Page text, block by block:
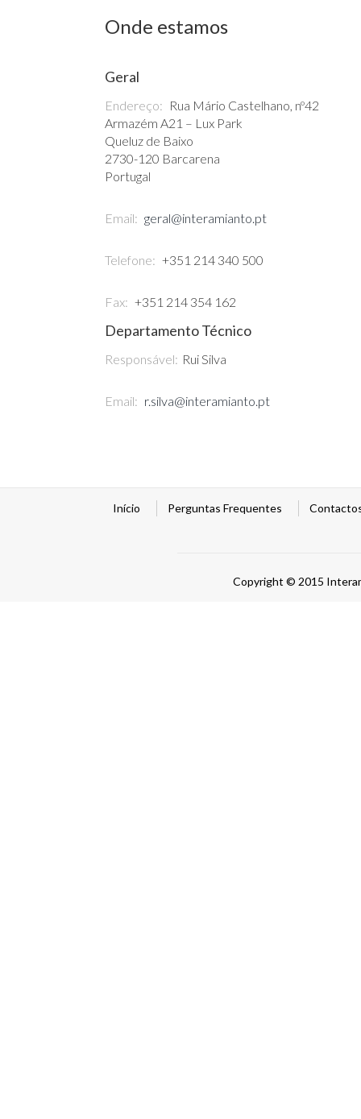
Onde estamos
Geral
Endereço: Rua Mário Castelhano, nº42
Armazém A21 – Lux Park
Queluz de Baixo
2730-120 Barcarena
Portugal
Email: geral@interamianto.pt
Telefone: +351 214 340 500
Fax: +351 214 354 162
Departamento Técnico
Responsável: Rui Silva
Email: r.silva@interamianto.pt
Início Perguntas Frequentes
Copyright © 2015